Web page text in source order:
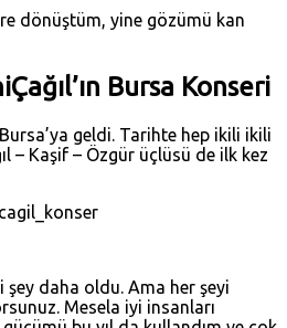
dönüştüm, yine gözümü kan
Çağıl’ın Bursa Konseri
geldi. Tarihte hep ikili ikili
– Kaşif – Özgür üçlüsü de ilk kez
daha oldu. Ama her şeyi
Mesela iyi insanları